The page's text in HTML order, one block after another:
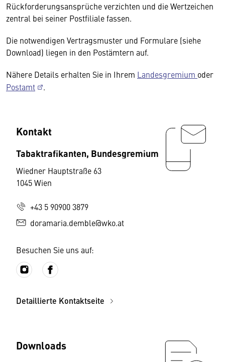
Rückforderungsansprüche verzichten und die Wertzeichen
zentral bei seiner Postfiliale fassen.
Die notwendigen Vertragsmuster und Formulare (siehe
Download) liegen in den Postämtern auf.
Nähere Details erhalten Sie in Ihrem Landesgremium oder
Postamt
.
Kontakt
Tabaktrafikanten, Bundesgremium
Wiedner Hauptstraße 63
1045 Wien
+43 5 90900 3879
doramaria.demble@wko.at
Besuchen Sie uns auf:
Detaillierte Kontaktseite
Downloads